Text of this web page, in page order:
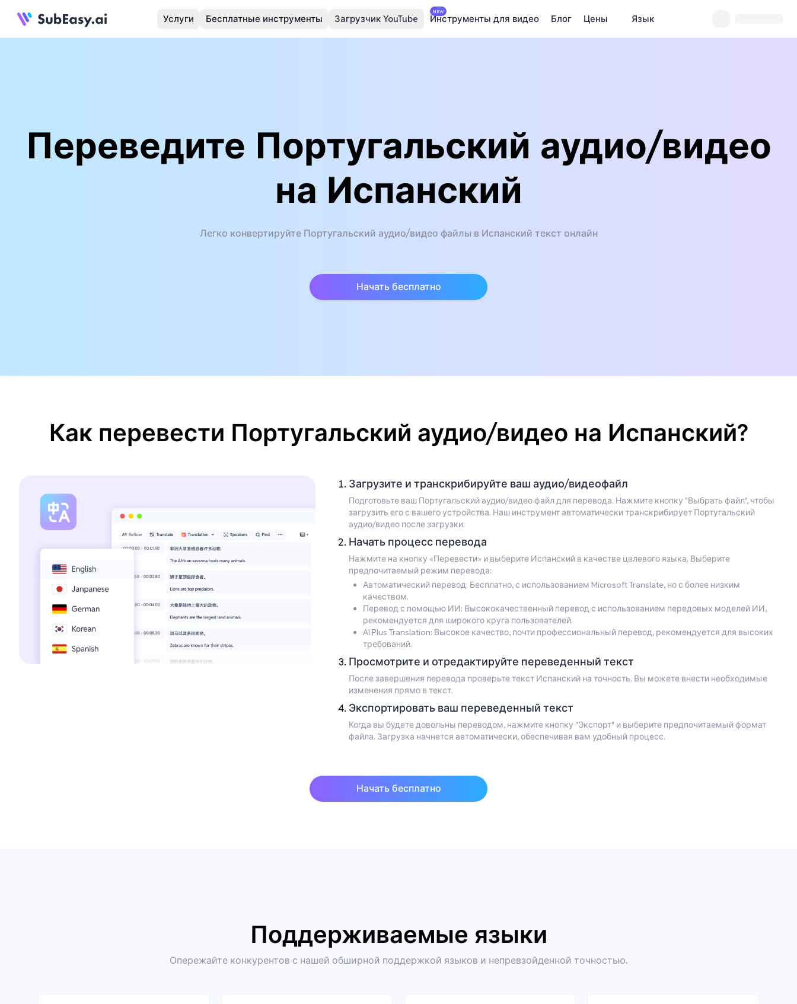
Услуги Бесплатные инструменты Загрузчик YouTube
NEW
Инструменты для видео Блог Цены Язык
Переведите Португальский аудио/видео
на Испанский
Легко конвертируйте Португальский аудио/видео файлы в Испанский текст онлайн
Начать бесплатно
Как перевести Португальский аудио/видео на Испанский?
Загрузите и транскрибируйте ваш аудио/видеофайл
Подготовьте ваш Португальский аудио/видео файл для перевода. Нажмите кнопку "Выбрать файл", чтобы
загрузить его с вашего устройства. Наш инструмент автоматически транскрибирует Португальский
аудио/видео после загрузки.
Начать процесс перевода
Нажмите на кнопку «Перевести» и выберите Испанский в качестве целевого языка. Выберите
предпочитаемый режим перевода:
Автоматический перевод: Бесплатно, с использованием Microsoft Translate, но с более низким
качеством.
Перевод с помощью ИИ: Высококачественный перевод с использованием передовых моделей ИИ,
рекомендуется для широкого круга пользователей.
AI Plus Translation: Высокое качество, почти профессиональный перевод, рекомендуется для высоких
требований.
Просмотрите и отредактируйте переведенный текст
После завершения перевода проверьте текст Испанский на точность. Вы можете внести необходимые
изменения прямо в текст.
Экспортировать ваш переведенный текст
Когда вы будете довольны переводом, нажмите кнопку "Экспорт" и выберите предпочитаемый формат
файла. Загрузка начнется автоматически, обеспечивая вам удобный процесс.
Начать бесплатно
Поддерживаемые языки
Опережайте конкурентов с нашей обширной поддержкой языков и непревзойденной точностью.